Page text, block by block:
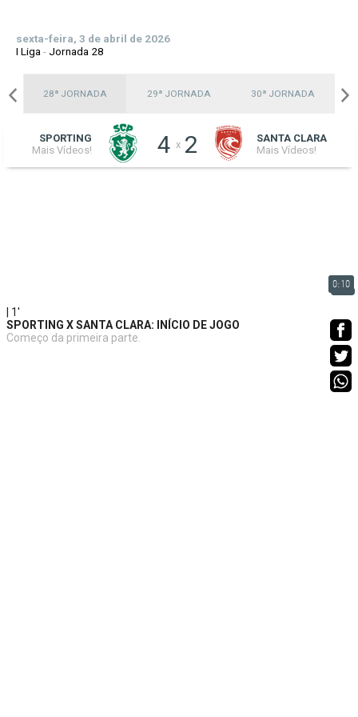
sexta-feira, 3 de abril de 2026
I Liga -Jornada 28
28ª JORNADA 29ª JORNADA 30ª JORNADA
SPORTING
Mais Vídeos!
4 x 2
SANTA CLARA
Mais Vídeos!
0:10
| 1'
SPORTING X SANTA CLARA: INÍCIO DE JOGO
Começo da primeira parte.